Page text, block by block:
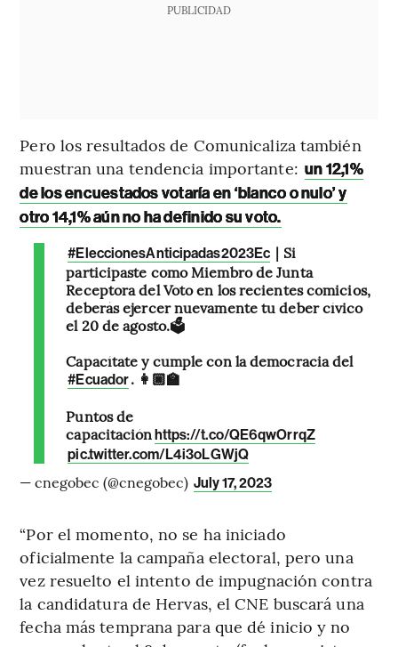
PUBLICIDAD
Pero los resultados de Comunicaliza también
muestran una tendencia importante: un 12,1%
de los encuestados votaría en ‘blanco o nulo’ y
otro 14,1% aún no ha definido su voto.
#EleccionesAnticipadas2023Ec | Si
participaste como Miembro de Junta
Receptora del Voto en los recientes comicios,
deberás ejercer nuevamente tu deber cívico
el 20 de agosto.🗳️
Capacítate y cumple con la democracia del
#Ecuador. 👩🏿‍🏫
Puntos de
capacitaciónhttps://t.co/QE6qwOrrqZ
pic.twitter.com/L4i3oLGWjQ
— cnegobec (@cnegobec) July 17, 2023
“Por el momento, no se ha iniciado
oficialmente la campaña electoral, pero una
vez resuelto el intento de impugnación contra
la candidatura de Hervas, el CNE buscará una
fecha más temprana para que dé inicio y no